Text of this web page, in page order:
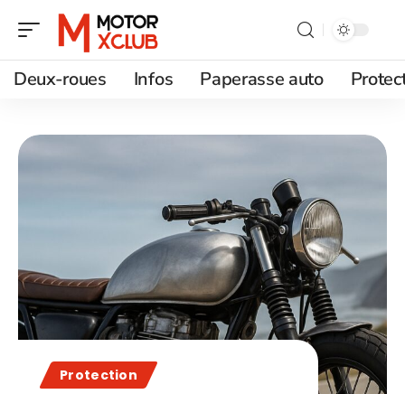
Deux-roues Infos Paperasse auto
Protection